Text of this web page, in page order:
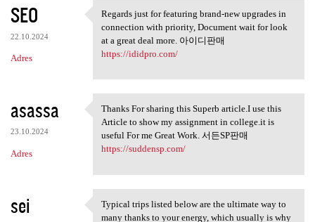
SEO
22.10.2024
Adres
Regards just for featuring
Regards just for featuring brand-new upgrades in
connection with priority, Document wait for look
at a great deal more. 아이디판매
https://ididpro.com/
asassa
23.10.2024
Adres
Thanks For sharing this
Thanks For sharing this Superb article.I use this
Article to show my assignment in college.it is
useful For me Great Work. 서든SP판매
https://suddensp.com/
sei Typical trips listed below
Typical trips listed below are the ultimate way to
many thanks to your energy, which usually is why